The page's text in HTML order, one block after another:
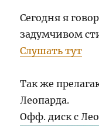
Сегодня я
задумчивом
Слушать тут
Так же
Леопарда.
Офф. диск с